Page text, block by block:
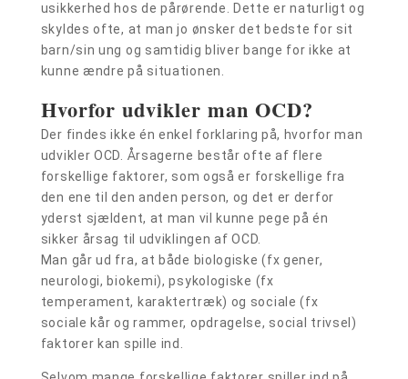
usikkerhed hos de pårørende. Dette er naturligt og
skyldes ofte, at man jo ønsker det bedste for sit
barn/sin ung og samtidig bliver bange for ikke at
kunne ændre på situationen.
Hvorfor udvikler man OCD?
Der findes ikke én enkel forklaring på, hvorfor man
udvikler OCD. Årsagerne består ofte af flere
forskellige faktorer, som også er forskellige fra
den ene til den anden person, og det er derfor
yderst sjældent, at man vil kunne pege på én
sikker årsag til udviklingen af OCD.
Man går ud fra, at både biologiske (fx gener,
neurologi, biokemi), psykologiske (fx
temperament, karaktertræk) og sociale (fx
sociale kår og rammer, opdragelse, social trivsel)
faktorer kan spille ind.